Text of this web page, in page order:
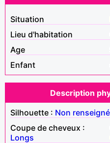
Situation
Lieu d'habitation
Age
Enfant
Description
Silhouette : Non renseigné
Coupe de cheveux :
Longs